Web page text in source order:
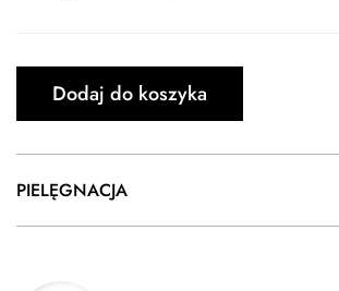
Dodaj do koszyka
PIELĘGNACJA